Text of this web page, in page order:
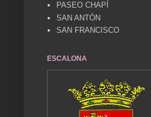
PASEO CHAPÍ
SAN ANTÓN
SAN FRANCISCO
ESCALONA